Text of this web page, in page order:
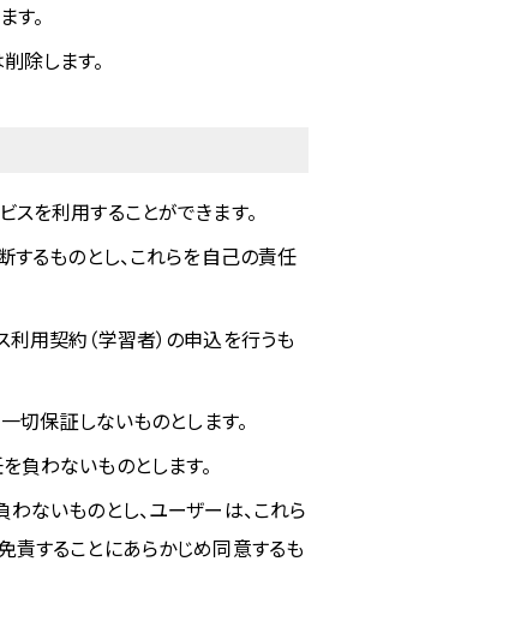
。
除します。
を利用することができます。
るものとし、これらを自己の責任
用契約（学習者）の申込を行うも
切保証しないものとします。
わないものとします。
ないものとし、ユーザーは、これら
することにあらかじめ同意するも